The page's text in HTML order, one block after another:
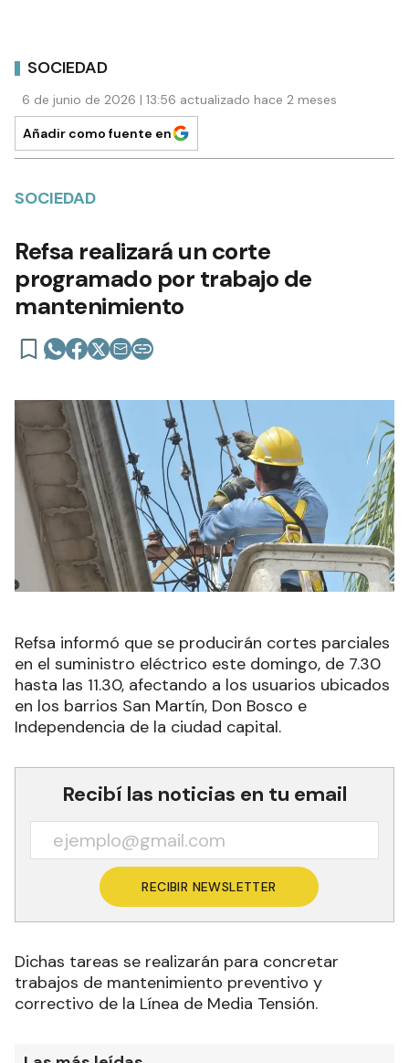
SOCIEDAD
6 de junio de 2026 | 13:56 actualizado hace 2 meses
Añadir como fuente en
SOCIEDAD
Refsa realizará un corte
programado por trabajo de
mantenimiento
Refsa informó que se producirán cortes parciales
en el suministro eléctrico este domingo, de 7.30
hasta las 11.30, afectando a los usuarios ubicados
en los barrios San Martín, Don Bosco e
Independencia de la ciudad capital.
Recibí las noticias en tu email
RECIBIR NEWSLETTER
Dichas tareas se realizarán para concretar
trabajos de mantenimiento preventivo y
correctivo de la Línea de Media Tensión.